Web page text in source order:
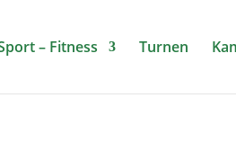
– Fitness Turnen